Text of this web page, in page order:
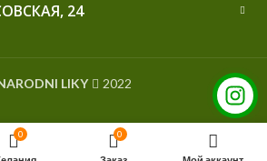
24
LIKY 2022
0 0